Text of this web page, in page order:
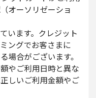
オーソリゼーショ
います。クレジット
ングでお客さまに
場合がございます。
やご利用日時と異な
しいご利用金額やご